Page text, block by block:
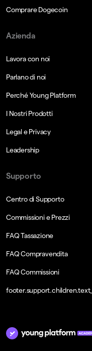
Comprare Dogecoin
Azienda
Lavora con noi
Parlano di noi
Perché Young Platform
I Nostri Prodotti
Legal e Privacy
Leadership
Supporto
Centro di Supporto
Commissioni e Prezzi
FAQ Tassazione
FAQ Compravendita
FAQ Commissioni